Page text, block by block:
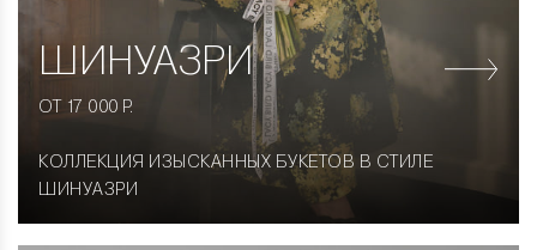
ШИНУАЗРИ
ОТ 17 000 Р.
КОЛЛЕКЦИЯ ИЗЫСКАННЫХ БУКЕТОВ В СТИЛЕ
ШИНУАЗРИ